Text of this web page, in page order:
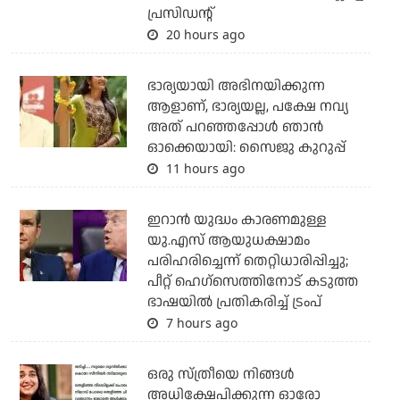
പ്രസിഡന്റ്
20 hours ago
ഭാര്യയായി അഭിനയിക്കുന്ന
ആളാണ്, ഭാര്യയല്ല, പക്ഷേ നവ്യ
അത് പറഞ്ഞപ്പോള്‍ ഞാന്‍
ഓക്കെയായി: സൈജു കുറുപ്പ്
11 hours ago
ഇറാന്‍ യുദ്ധം കാരണമുള്ള
യു.എസ് ആയുധക്ഷാമം
പരിഹരിച്ചെന്ന് തെറ്റിധാരിപ്പിച്ചു;
പീറ്റ് ഹെഗ്‌സെത്തിനോട് കടുത്ത
ഭാഷയില്‍ പ്രതികരിച്ച് ട്രംപ്
7 hours ago
ഒരു സ്ത്രീയെ നിങ്ങള്‍
അധിക്ഷേപിക്കുന്ന ഓരോ